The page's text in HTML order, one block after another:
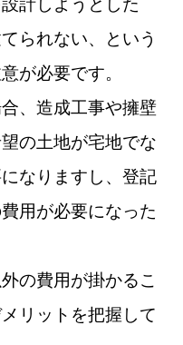
計しようとした
られない、という
が必要です。
、造成工事や擁壁
の土地が宅地でな
なりますし、登記
用が必要になった
の費用が掛かるこ
リットを把握して